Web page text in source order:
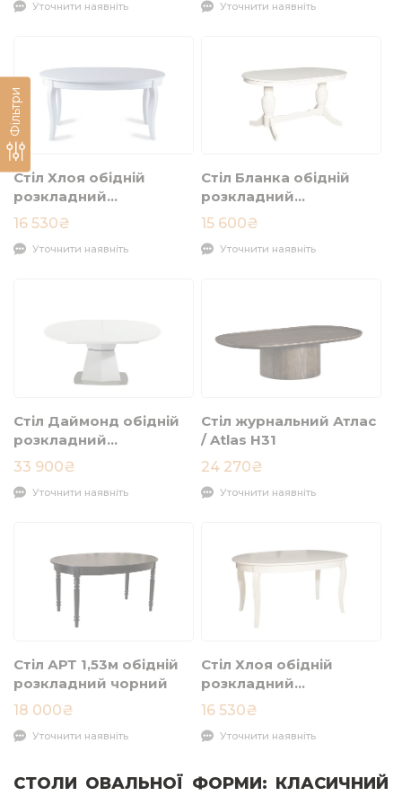
Фільтри
Уточнити наявніть Уточнити наявніть
Стіл Хлоя обідній
розкладний
1530/1910x1020x750
16 530₴
Уточнити наявніть
Стіл Бланка обідній
розкладний
1600/2000x900x750
15 600₴
Уточнити наявніть
Стіл Даймонд обідній
розкладний
1600/2000x1000x760
білий
33 900₴
Уточнити наявніть
Стіл журнальний Атлас
/ Atlas H31
24 270₴
Уточнити наявніть
Стіл АРТ 1,53м обідній
розкладний чорний
18 000₴
Уточнити наявніть
Стіл Хлоя обідній
розкладний
1530/1910x1020x750
айворі
16 530₴
Уточнити наявніть
СТОЛИ ОВАЛЬНОЇ ФОРМИ: КЛАСИЧНИЙ